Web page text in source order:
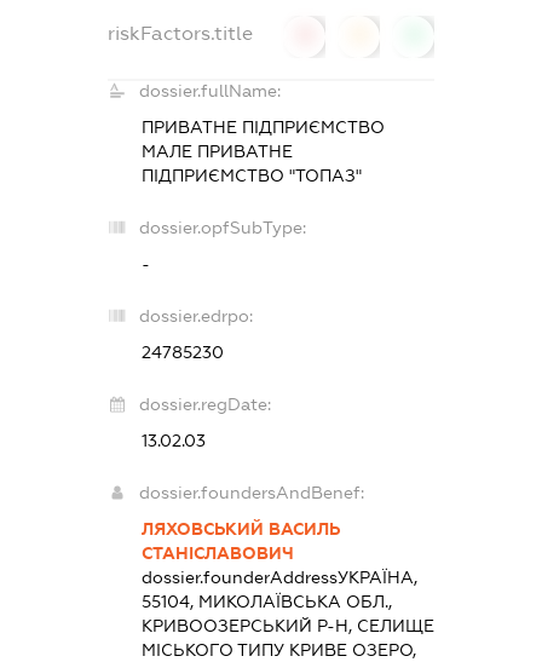
riskFactors.title
dossier.fullName:
ПРИВАТНЕ ПІДПРИЄМСТВО
МАЛЕ ПРИВАТНЕ
ПІДПРИЄМСТВО "ТОПАЗ"
dossier.opfSubType:
-
dossier.edrpo:
24785230
dossier.regDate:
13.02.03
dossier.foundersAndBenef:
ЛЯХОВСЬКИЙ ВАСИЛЬ
СТАНІСЛАВОВИЧ
dossier.founderAddressУКРАЇНА,
55104, МИКОЛАЇВСЬКА ОБЛ.,
КРИВООЗЕРСЬКИЙ Р-Н, СЕЛИЩЕ
МІСЬКОГО ТИПУ КРИВЕ ОЗЕРО,